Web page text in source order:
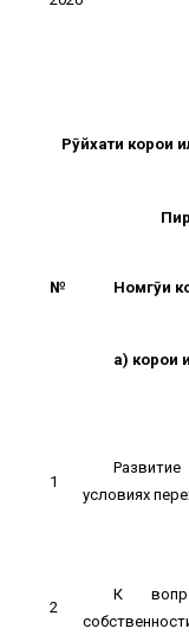
Рӯйхати корҳои
№ Номгӯи
а) корҳои
1
условиях
2
К